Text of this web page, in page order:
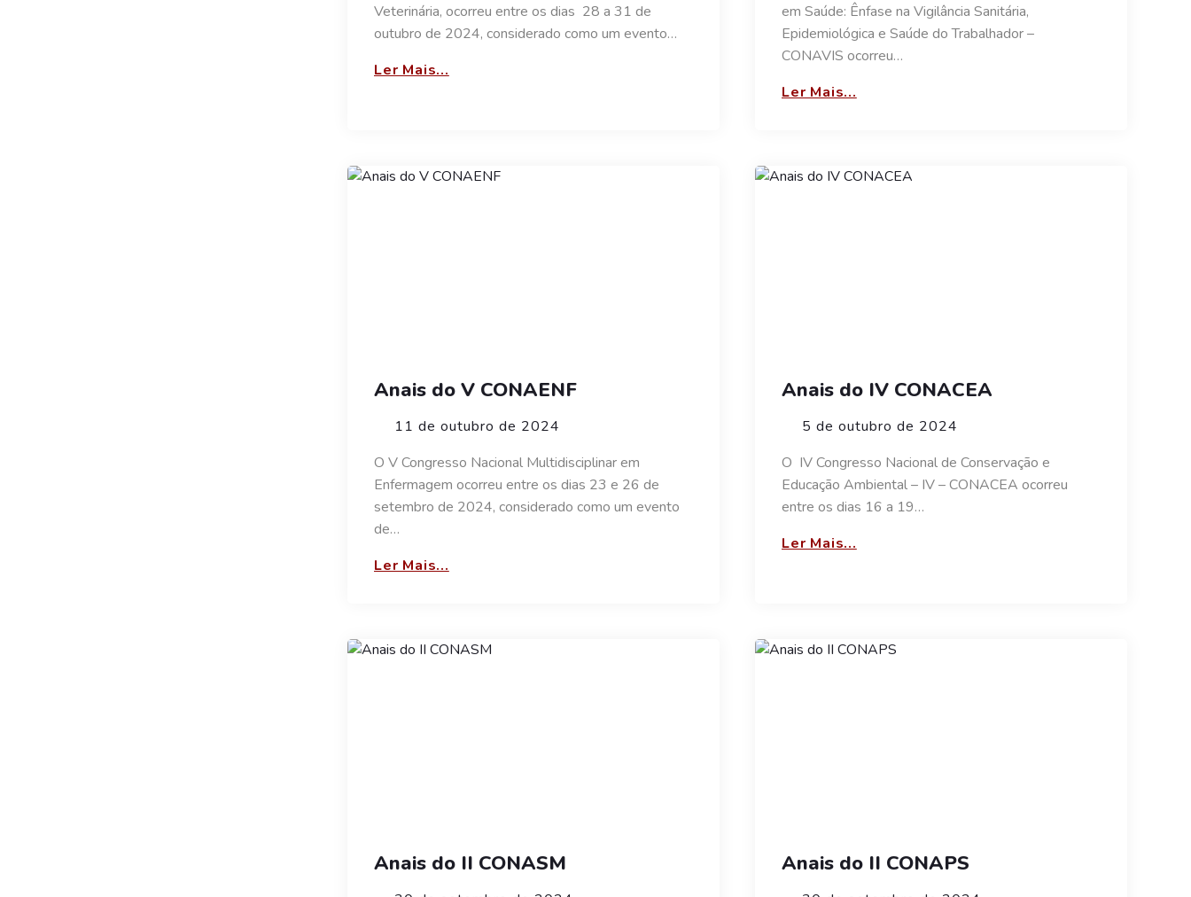
Veterinária, ocorreu entre os dias 28 a 31 de
outubro de 2024, considerado como um evento…
Ler Mais...
em Saúde: Ênfase na Vigilância Sanitária,
Epidemiológica e Saúde do Trabalhador –
CONAVIS ocorreu…
Ler Mais...
Anais do V CONAENF
11 de outubro de 2024
O V Congresso Nacional Multidisciplinar em
Enfermagem ocorreu entre os dias 23 e 26 de
setembro de 2024, considerado como um evento
de…
Ler Mais...
Anais do IV CONACEA
5 de outubro de 2024
O IV Congresso Nacional de Conservação e
Educação Ambiental – IV – CONACEA ocorreu
entre os dias 16 a 19…
Ler Mais...
Anais do II CONASM Anais do II CONAPS